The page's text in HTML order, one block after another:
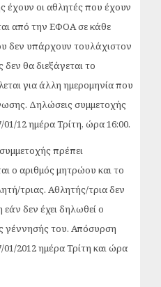
έχουν οι αθλητές που έχουν
από την ΕΦΟΑ σε κάθε
δεν υπάρχουν τουλάχιστον
θα διεξάγεται το
για άλλη ημερομηνία που
Δηλώσεις συμμετοχής
12 ημέρα Τρίτη, ώρα 16:00.
πρέπει
ο αριθμός μητρώου και το
τριας. Αθλητής/τρια δεν
δεν έχει δηλωθεί ο
γέννησής του. Απόσυρση
2012 ημέρα Τρίτη και ώρα